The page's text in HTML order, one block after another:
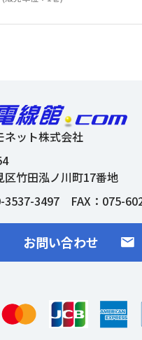
ネット株式会社
区竹田泓ノ川町17番地
3537-3497FAX：075-
お問い合わせ